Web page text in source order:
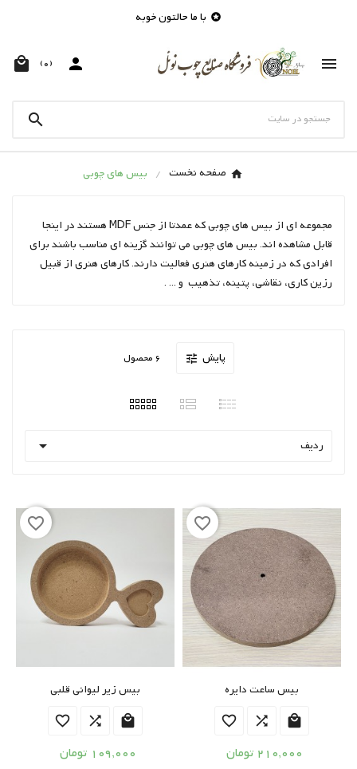
 با ما حالتون خوبه


 (0)

صفحه نخست بیس های چوبی
مجموعه ای از بیس های چوبی که عمدتا از جنس MDF هستند در اینجا
قابل مشاهده اند. بیس های چوبی می توانند گزینه ای مناسب باشند برای
افرادی که در زمینه کارهای هنری فعالیت دارند. کارهای هنری از قبیل
رزین کاری، نقاشی، پتینه، تذهیب و ... .
 پایش 6 محصول
ردیف 
بیس ساعت دایره



210,000 تومان
favorite_border
بیس زیر لیوانی قلبی



109,000 تومان
favorite_border